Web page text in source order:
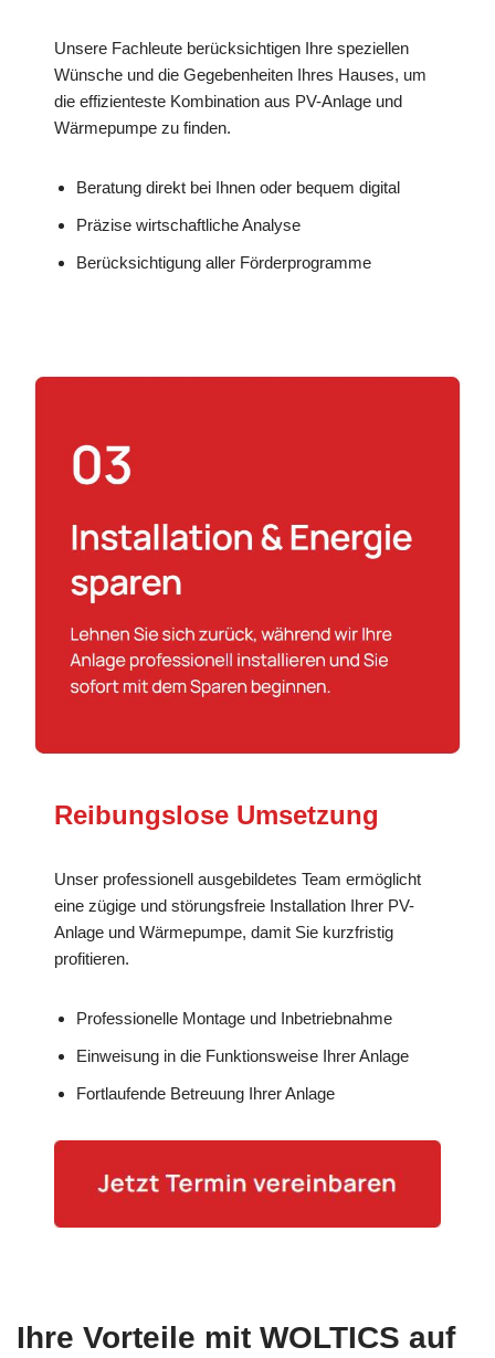
Unsere Fachleute berücksichtigen Ihre speziellen
Wünsche und die Gegebenheiten Ihres Hauses, um
die effizienteste Kombination aus PV-Anlage und
Wärmepumpe zu finden.
Beratung direkt bei Ihnen oder bequem digital
Präzise wirtschaftliche Analyse
Berücksichtigung aller Förderprogramme
Reibungslose Umsetzung
Unser professionell ausgebildetes Team ermöglicht
eine zügige und störungsfreie Installation Ihrer PV-
Anlage und Wärmepumpe, damit Sie kurzfristig
profitieren.
Professionelle Montage und Inbetriebnahme
Einweisung in die Funktionsweise Ihrer Anlage
Fortlaufende Betreuung Ihrer Anlage
Ihre Vorteile mit WOLTICS auf